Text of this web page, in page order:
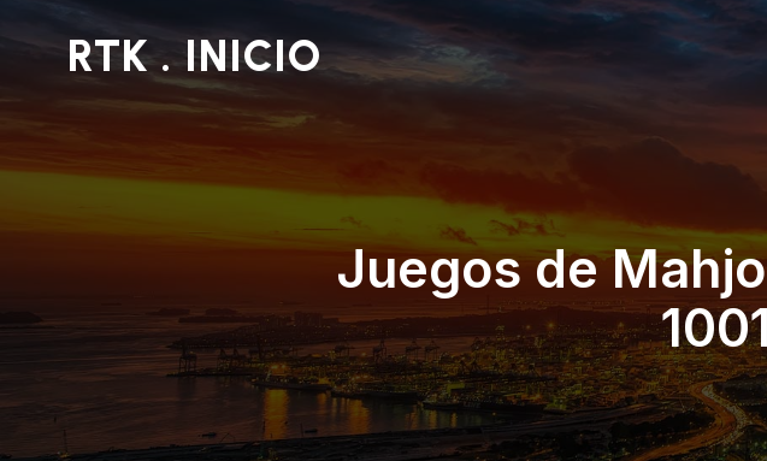
RTK . INICIO
Juegos de